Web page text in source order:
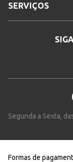
SERVIÇOS
Segunda a Sexta,
Formas de